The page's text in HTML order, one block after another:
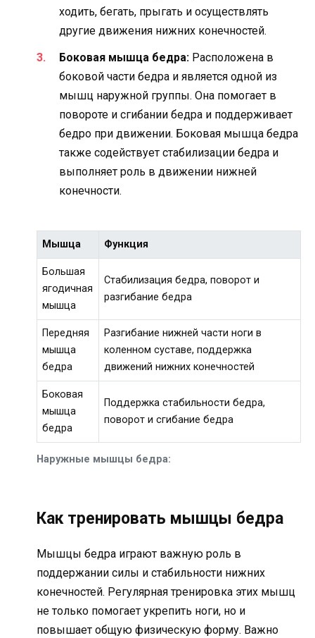
ходить, бегать, прыгать и осуществлять
другие движения нижних конечностей.
Боковая мышца бедра: Расположена в
боковой части бедра и является одной из
мышц наружной группы. Она помогает в
повороте и сгибании бедра и поддерживает
бедро при движении. Боковая мышца бедра
также содействует стабилизации бедра и
выполняет роль в движении нижней
конечности.
Наружные мышцы бедра:
Мышца Функция
Большая
ягодичная
мышца
Стабилизация бедра, поворот и
разгибание бедра
Передняя
мышца
бедра
Разгибание нижней части ноги в
коленном суставе, поддержка
движений нижних конечностей
Боковая
мышца
бедра
Поддержка стабильности бедра,
поворот и сгибание бедра
Как тренировать мышцы бедра
Мышцы бедра играют важную роль в
поддержании силы и стабильности нижних
конечностей. Регулярная тренировка этих мышц
не только помогает укрепить ноги, но и
повышает общую физическую форму. Важно